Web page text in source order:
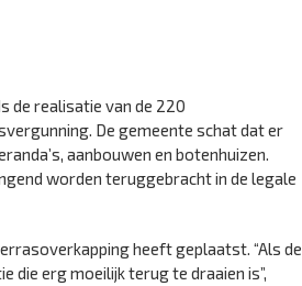
de realisatie van de 220
De gemeente schat dat er
aanbouwen en botenhuizen.
worden teruggebracht in de legale
heeft geplaatst. “Als de
die erg moeilijk terug te draaien is”,